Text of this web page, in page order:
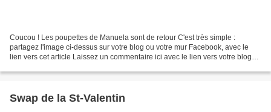
Coucou ! Les poupettes de Manuela sont de retour C'est très simple :
partagez l'image ci-dessus sur votre blog ou votre mur Facebook, avec le
lien vers cet article Laissez un commentaire ici avec le lien vers votre blog
Swap de la St-Valentin